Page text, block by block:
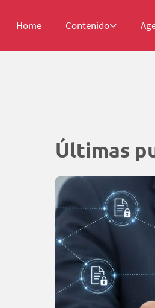
Home Contenido
Últimas